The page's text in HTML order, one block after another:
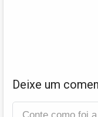
Deixe um